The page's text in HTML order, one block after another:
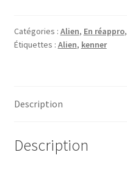
Catégories : Alien, En réappro,
Étiquettes : Alien, kenner
Description
Description